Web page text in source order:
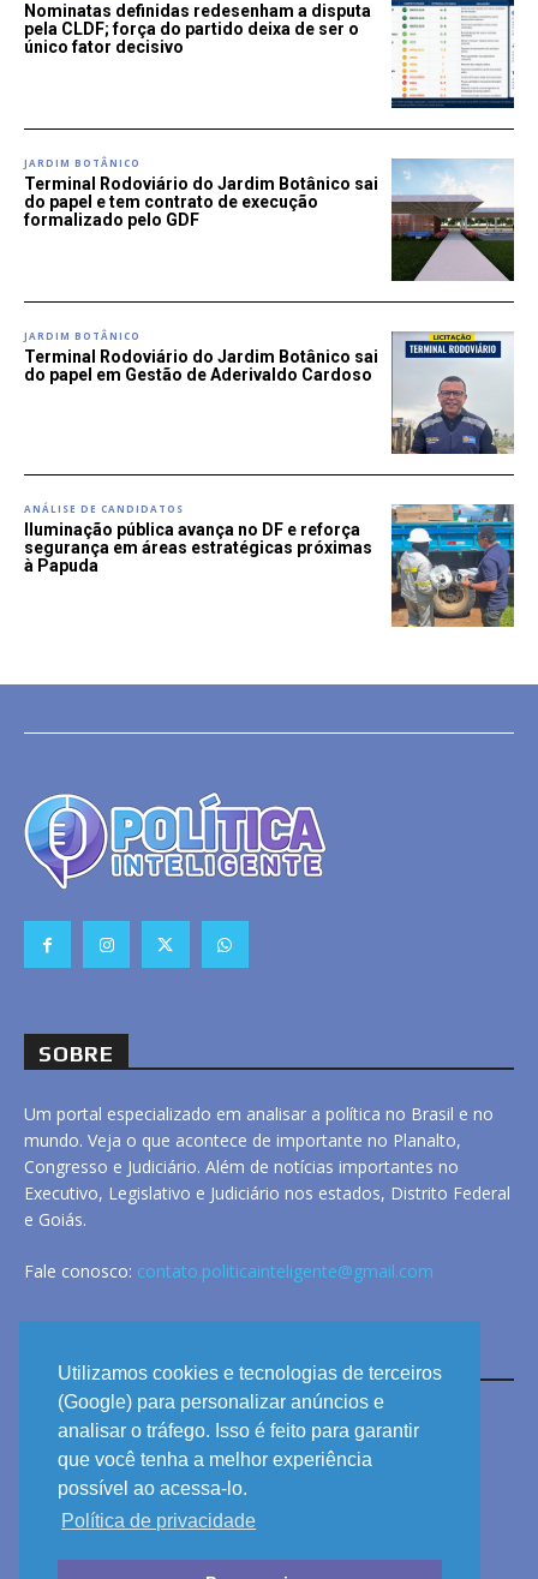
Utilizamos cookies e tecnologias de terceiros
(Google) para personalizar anúncios e
analisar o tráfego. Isso é feito para garantir
que você tenha a melhor experiência
possível ao acessa-lo.
Política de privacidade
Nominatas definidas redesenham a disputa
pela CLDF; força do partido deixa de ser o
único fator decisivo
JARDIM BOTÂNICO
Terminal Rodoviário do Jardim Botânico sai
do papel e tem contrato de execução
formalizado pelo GDF
JARDIM BOTÂNICO
Terminal Rodoviário do Jardim Botânico sai
do papel em Gestão de Aderivaldo Cardoso
ANÁLISE DE CANDIDATOS
Iluminação pública avança no DF e reforça
segurança em áreas estratégicas próximas
à Papuda
SOBRE
Um portal especializado em analisar a política no Brasil e no
mundo. Veja o que acontece de importante no Planalto,
Congresso e Judiciário. Além de notícias importantes no
Executivo, Legislativo e Judiciário nos estados, Distrito Federal
e Goiás.
Fale conosco: contato.politicainteligente@gmail.com
LINKS
ANUNCIE
PRIVACIDADE
CONTATO